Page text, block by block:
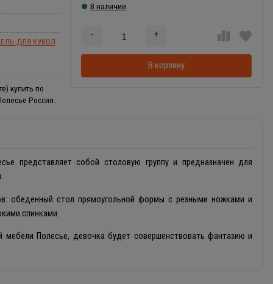
В наличии
- +
В корзину
ДЛЯ КУКОЛ
купить по
Россия.
представляет собой столовую группу и предназначен для
обеденный стол прямоугольной формы с резными ножками и
спинками.
Полесье, девочка будет совершенствовать фантазию и